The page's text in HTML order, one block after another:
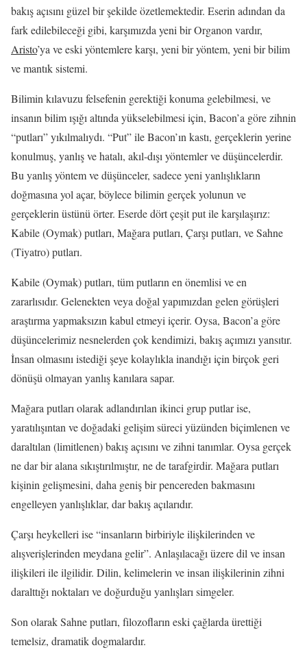
bakış açısını güzel bir şekilde özetlemektedir. Eserin adından da
fark edilebileceği gibi, karşımızda yeni bir Organon vardır,
Aristo’ya ve eski yöntemlere karşı, yeni bir yöntem, yeni bir bilim
ve mantık sistemi.
Bilimin kılavuzu felsefenin gerektiği konuma gelebilmesi, ve
insanın bilim ışığı altında yükselebilmesi için, Bacon’a göre zihnin
“putları” yıkılmalıydı. “Put” ile Bacon’ın kastı, gerçeklerin yerine
konulmuş, yanlış ve hatalı, akıl-dışı yöntemler ve düşüncelerdir.
Bu yanlış yöntem ve düşünceler, sadece yeni yanlışlıkların
doğmasına yol açar, böylece bilimin gerçek yolunun ve
gerçeklerin üstünü örter. Eserde dört çeşit put ile karşılaşırız:
Kabile (Oymak) putları, Mağara putları, Çarşı putları, ve Sahne
(Tiyatro) putları.
Kabile (Oymak) putları, tüm putların en önemlisi ve en
zararlısıdır. Gelenekten veya doğal yapımızdan gelen görüşleri
araştırma yapmaksızın kabul etmeyi içerir. Oysa, Bacon’a göre
düşüncelerimiz nesnelerden çok kendimizi, bakış açımızı yansıtır.
İnsan olmasını istediği şeye kolaylıkla inandığı için birçok geri
dönüşü olmayan yanlış kanılara sapar.
Mağara putları olarak adlandırılan ikinci grup putlar ise,
yaratılışıntan ve doğadaki gelişim süreci yüzünden biçimlenen ve
daraltılan (limitlenen) bakış açısını ve zihni tanımlar. Oysa gerçek
ne dar bir alana sıkıştırılmıştır, ne de tarafgirdir. Mağara putları
kişinin gelişmesini, daha geniş bir pencereden bakmasını
engelleyen yanlışlıklar, dar bakış açılarıdır.
Çarşı heykelleri ise “insanların birbiriyle ilişkilerinden ve
alışverişlerinden meydana gelir”. Anlaşılacağı üzere dil ve insan
ilişkileri ile ilgilidir. Dilin, kelimelerin ve insan ilişkilerinin zihni
daralttığı noktaları ve doğurduğu yanlışları simgeler.
Son olarak Sahne putları, filozofların eski çağlarda ürettiği
temelsiz, dramatik dogmalardır.